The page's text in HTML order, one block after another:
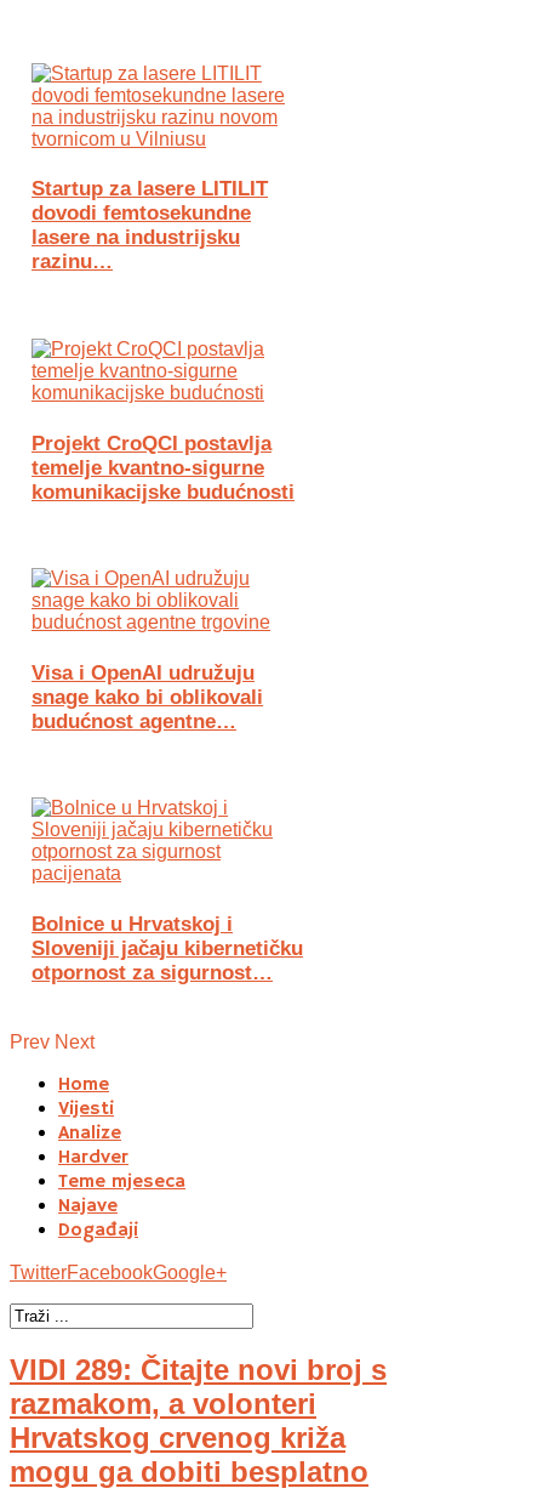
Startup za lasere LITILIT
dovodi femtosekundne
lasere na industrijsku
razinu…
Projekt CroQCI postavlja
temelje kvantno-sigurne
komunikacijske budućnosti
Visa i OpenAI udružuju
snage kako bi oblikovali
budućnost agentne…
Bolnice u Hrvatskoj i
Sloveniji jačaju kibernetičku
otpornost za sigurnost…
Prev Next
Home
Vijesti
Analize
Hardver
Teme mjeseca
Najave
Događaji
TwitterFacebookGoogle+
VIDI 289: Čitajte novi broj s
razmakom, a volonteri
Hrvatskog crvenog križa
mogu ga dobiti besplatno